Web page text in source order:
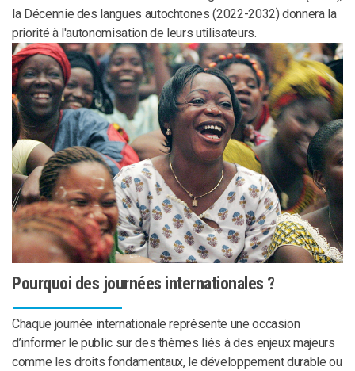
la Décennie des langues autochtones (2022-2032) donnera la
priorité à l'autonomisation de leurs utilisateurs.
Pourquoi des journées internationales ?
Chaque journée internationale représente une occasion
d’informer le public sur des thèmes liés à des enjeux majeurs
comme les droits fondamentaux, le développement durable ou